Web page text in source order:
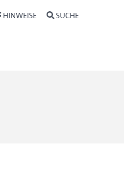
HINWEISE SUCHE